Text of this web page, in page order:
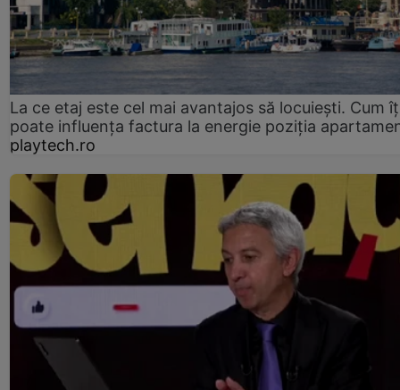
La ce etaj este cel mai avantajos să locuiești. Cum
poate influența factura la energie poziția
playtech.ro